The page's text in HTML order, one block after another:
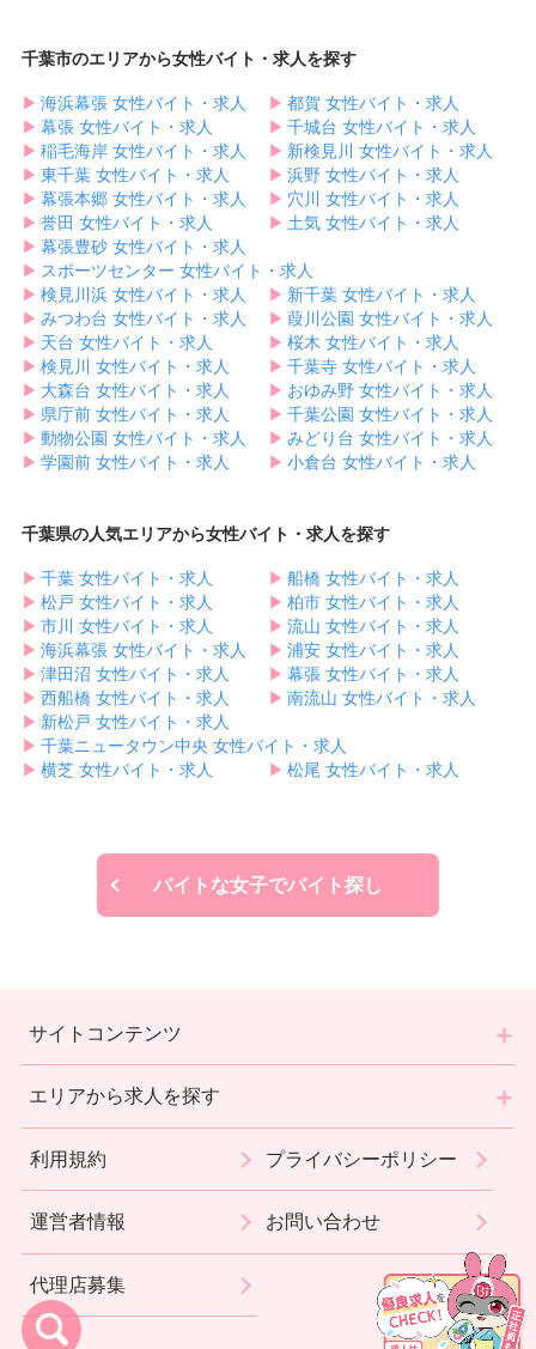
千葉市のエリアから女性バイト・求人を探す
▶︎ 海浜幕張 女性バイト・求人 ▶︎ 都賀 女性バイト・求人
▶︎ 幕張 女性バイト・求人 ▶︎ 千城台 女性バイト・求人
▶︎ 稲毛海岸 女性バイト・求人 ▶︎ 新検見川 女性バイト・求人
▶︎ 東千葉 女性バイト・求人 ▶︎ 浜野 女性バイト・求人
▶︎ 幕張本郷 女性バイト・求人 ▶︎ 穴川 女性バイト・求人
▶︎ 誉田 女性バイト・求人 ▶︎ 土気 女性バイト・求人
▶︎ 幕張豊砂 女性バイト・求人
▶︎ スポーツセンター 女性バイト・求人
▶︎ 検見川浜 女性バイト・求人 ▶︎ 新千葉 女性バイト・求人
▶︎ みつわ台 女性バイト・求人 ▶︎ 葭川公園 女性バイト・求人
▶︎ 天台 女性バイト・求人 ▶︎ 桜木 女性バイト・求人
▶︎ 検見川 女性バイト・求人 ▶︎ 千葉寺 女性バイト・求人
▶︎ 大森台 女性バイト・求人 ▶︎ おゆみ野 女性バイト・求人
▶︎ 県庁前 女性バイト・求人 ▶︎ 千葉公園 女性バイト・求人
▶︎ 動物公園 女性バイト・求人 ▶︎ みどり台 女性バイト・求人
▶︎ 学園前 女性バイト・求人 ▶︎ 小倉台 女性バイト・求人
千葉県の人気エリアから女性バイト・求人を探す
▶︎ 千葉 女性バイト・求人 ▶︎ 船橋 女性バイト・求人
▶︎ 松戸 女性バイト・求人 ▶︎ 柏市 女性バイト・求人
▶︎ 市川 女性バイト・求人 ▶︎ 流山 女性バイト・求人
▶︎ 海浜幕張 女性バイト・求人 ▶︎ 浦安 女性バイト・求人
▶︎ 津田沼 女性バイト・求人 ▶︎ 幕張 女性バイト・求人
▶︎ 西船橋 女性バイト・求人 ▶︎ 南流山 女性バイト・求人
▶︎ 新松戸 女性バイト・求人
▶︎ 千葉ニュータウン中央 女性バイト・求人
▶︎ 横芝 女性バイト・求人 ▶︎ 松尾 女性バイト・求人
バイトな女子でバイト探し
サイトコンテンツ
エリアから求人を探す
利用規約 プライバシーポリシー
運営者情報 お問い合わせ
代理店募集